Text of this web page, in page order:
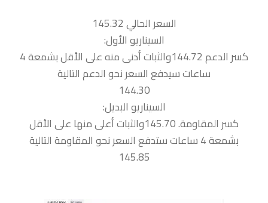
السعر الحالي 145.32
السيناريو الأول:
كسر الدعم 144.72والثبات أدنى منه على الأقل بشمعة 4
ساعات سيدفع السعر نحو الدعم التالية
144.30
السيناريو البديل:
كسر المقاومة. 145.70والثبات أعلى منها على الأقل
بشمعة 4 ساعات ستدفع السعر نحو المقاومة التالية
145.85